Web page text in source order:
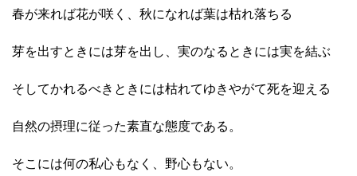
春が来れば花が咲く、秋になれば葉は枯れ落ちる
芽を出すときには芽を出し、実のなるときには実を結ぶ
そしてかれるべきときには枯れてゆきやがて死を迎える
自然の摂理に従った素直な態度である。
そこには何の私心もなく、野心もない。